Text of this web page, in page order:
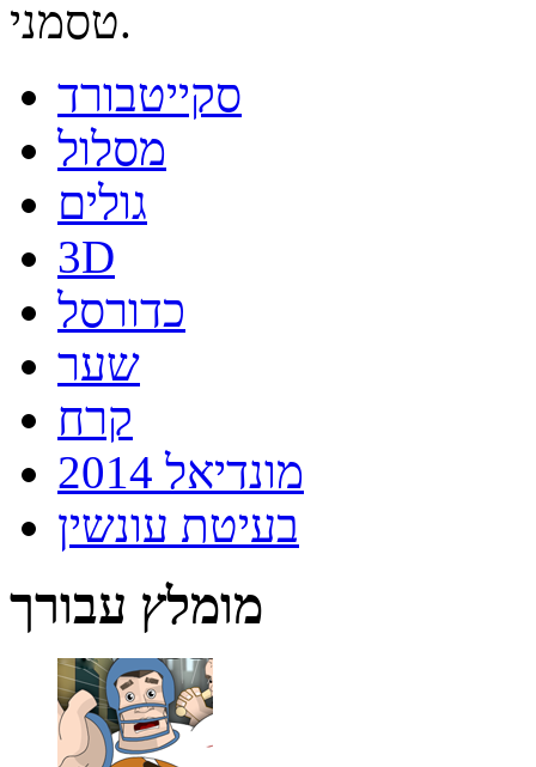
טסמני.
סקייטבורד
מסלול
גולים
3D
כדורסל
שער
קרח
מונדיאל 2014
בעיטת עונשין
מומלץ עבורך